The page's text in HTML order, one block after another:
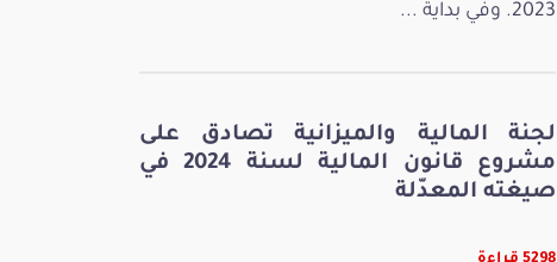
2023. وفي بداية ...
لجنة المالية والميزانية تصادق على
مشروع قانون المالية لسنة 2024 في
صيغته المعدّلة